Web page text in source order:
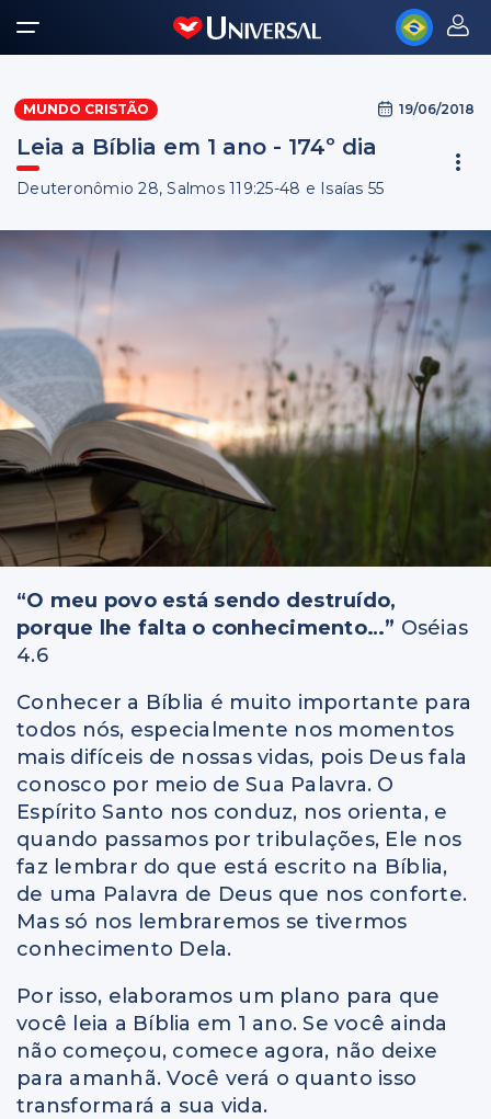
MUNDO CRISTÃO 19/06/2018
Leia a Bíblia em 1 ano - 174º dia
Deuteronômio 28, Salmos 119:25-48 e Isaías 55
“O meu povo está sendo destruído,
porque lhe falta o conhecimento…” Oséias
4.6
Conhecer a Bíblia é muito importante para
todos nós, especialmente nos momentos
mais difíceis de nossas vidas, pois Deus fala
conosco por meio de Sua Palavra. O
Espírito Santo nos conduz, nos orienta, e
quando passamos por tribulações, Ele nos
faz lembrar do que está escrito na Bíblia,
de uma Palavra de Deus que nos conforte.
Mas só nos lembraremos se tivermos
conhecimento Dela.
Por isso, elaboramos um plano para que
você leia a Bíblia em 1 ano. Se você ainda
não começou, comece agora, não deixe
para amanhã. Você verá o quanto isso
transformará a sua vida.